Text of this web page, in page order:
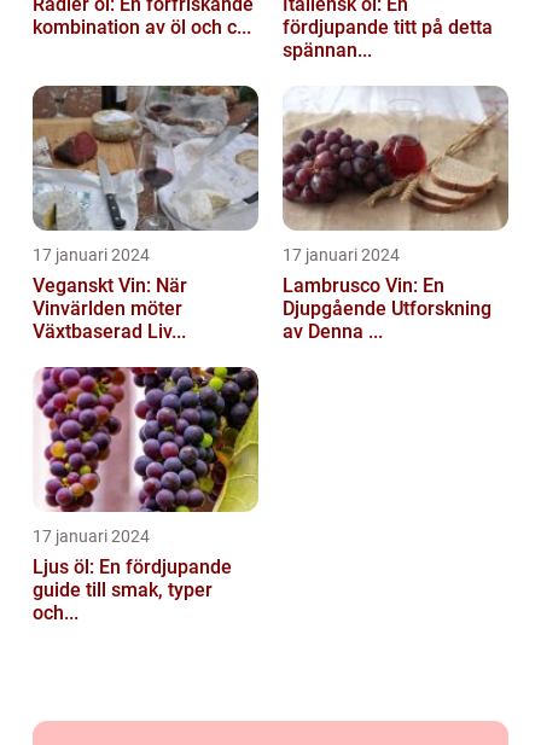
kombination av öl och c...
fördjupande titt på detta
spännan...
17 januari 2024
Veganskt Vin: När
Vinvärlden möter
Växtbaserad Liv...
17 januari 2024
Lambrusco Vin: En
Djupgående Utforskning
av Denna ...
17 januari 2024
Ljus öl: En fördjupande
guide till smak, typer
och...